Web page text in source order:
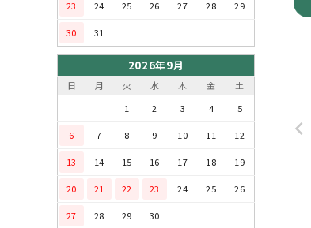
23 24 25 26 27 28 29
30 31
2026年9月
日 月 火 水 木 金
土
1
2 3 4 5
6 7 8 9 10 11 12
13 14 15 16 17 18 19
20 21 22 23 24 25 26
27 28 29 30